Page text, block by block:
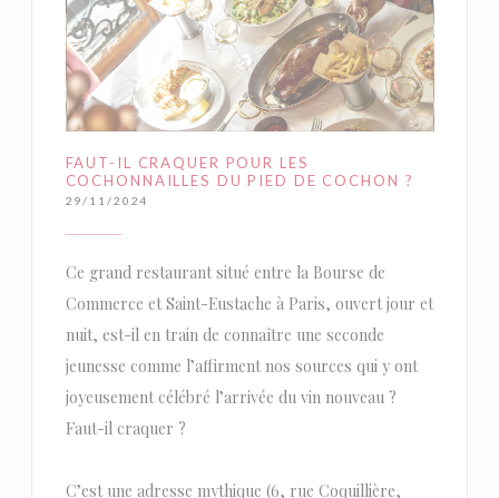
FAUT-IL CRAQUER POUR LES
COCHONNAILLES DU PIED DE COCHON ?
29/11/2024
Ce grand restaurant situé entre la Bourse de
Commerce et Saint-Eustache à Paris, ouvert jour et
nuit, est-il en train de connaître une seconde
jeunesse comme l’affirment nos sources qui y ont
joyeusement célébré l’arrivée du vin nouveau ?
Faut-il craquer ?
C’est une adresse mythique (6, rue Coquillière,